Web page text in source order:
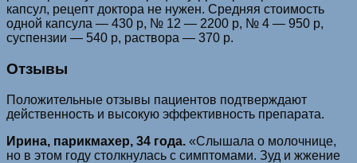
капсул, рецепт доктора не нужен. Средняя стоимость
одной капсула — 430 р, № 12 — 2200 р, № 4 — 950 р,
суспензии — 540 р, раствора — 370 р.
Отзывы
Положительные отзывы пациентов подтверждают
действенность и высокую эффективность препарата.
Ирина, парикмахер, 34 года. «Слышала о молочнице,
но в этом году столкнулась с симптомами. Зуд и жжение